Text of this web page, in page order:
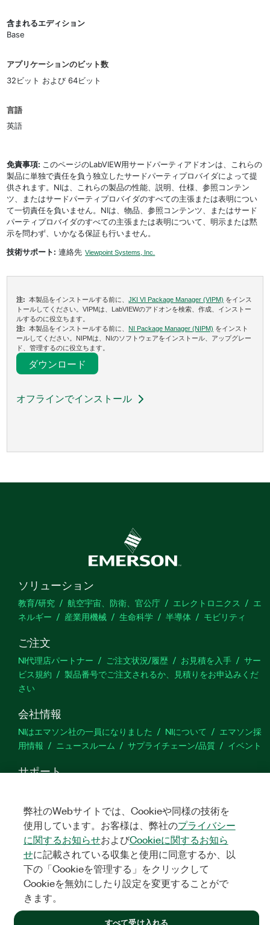
含まれるエディション
Base
アプリケーションのビット数
32ビット および 64ビット
言語
英語
免責事項: このページのLabVIEW用サードパーティアドオンは、これらの
製品に単独で責任を負う独立したサードパーティプロバイダによって提
供されます。NIは、これらの製品の性能、説明、仕様、参照コンテン
ツ、またはサードパーティプロバイダのすべての主張または表明につい
て一切責任を負いません。NIは、物品、参照コンテンツ、またはサード
パーティプロバイダのすべての主張または表明について、明示または黙
示を問わず、いかなる保証も行いません。
技術サポート: 連絡先 Viewpoint Systems, Inc.
注:本製品をインストールする前に、JKI VI Package Manager (VIPM) をインス
トールしてください。VIPMは、LabVIEWのアドオンを検索、作成、インストー
ルするのに役立ちます。
注:本製品をインストールする前に、 NI Package Manager (NIPM) をインスト
ールしてください。NIPMは、NIのソフトウェアをインストール、アップグレー
ド、管理するのに役立ちます。
ダウンロード
オフラインでインストール
ソリューション
教育/研究 航空宇宙、防衛、官公庁 エレクトロニクス
エ
ネルギー
産業用機械 生命科学 半導体 モビリティ
ご注文
NI代理店パートナー ご注文状況/履歴 お見積を入手
サー
ビス規約
製品番号でご注文されるか、見積りをお申込みくだ
さい
会社情報
NIはエマソン社の一員になりました NIについて
エマソン採
用情報
ニュースルーム サプライチェーン/品質 イベント
サポート
するご意見
TwitterYouTube
©NATIONAL INSTRUMENTS CORP. ALL RIGHTS RESERVED.
弊社のWebサイトでは、Cookieや同様の技術を
使用しています。お客様は、弊社のプライバシー
に関するお知らせおよびCookieに関するお知ら
せに記載されている収集と使用に同意するか、以
下の「Cookieを管理する」をクリックして
Cookieを無効にしたり設定を変更することがで
きます。
すべて受け入れる